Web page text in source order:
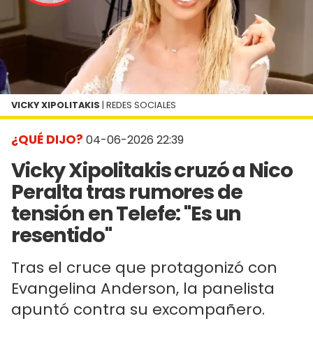
¿QUÉ DIJO? 04-06-2026 22:39
Vicky Xipolitakis cruzó a Nico
Peralta tras rumores de
tensión en Telefe: "Es un
resentido"
Tras el cruce que protagonizó con
Evangelina Anderson, la panelista
apuntó contra su excompañero.
VICKY XIPOLITAKIS | REDES SOCIALES